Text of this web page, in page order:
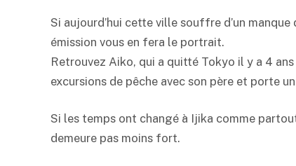
Si aujourd’hui cette ville souffre d’un
émission vous en fera le portrait.
Retrouvez Aiko, qui a quitté Tokyo il y a 4
excursions de pêche avec son père et porte
Si les temps ont changé à Ijika comme
demeure pas moins fort.